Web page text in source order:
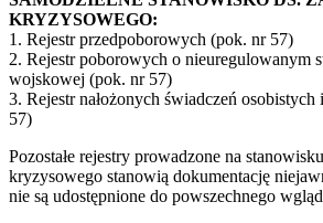
KRYZYSOWEGO:
1. Rejestr przedpoborowych (pok. nr 57)
2. Rejestr poborowych o nieuregulowanym
wojskowej (pok. nr 57)
3. Rejestr nałożonych świadczeń
57)
Pozostałe rejestry prowadzone na
kryzysowego stanowią dokumentację
nie są udostępnione do powszechnego